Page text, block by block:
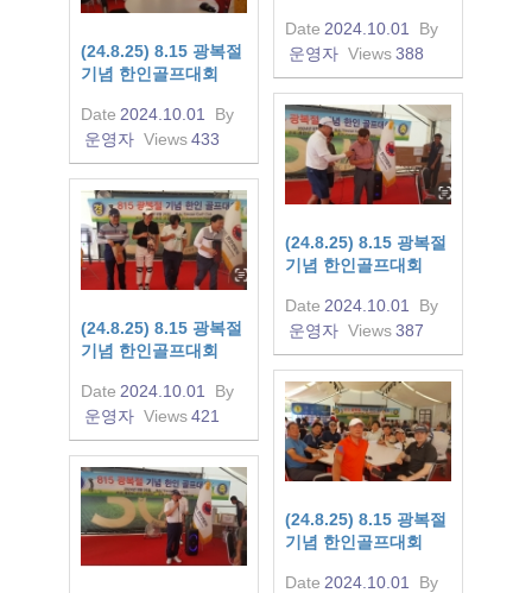
Date 2024.10.01
By
운영자 Views388
(24.8.25) 8.15 광복절
기념 한인골프대회
Date 2024.10.01
By
운영자 Views433
(24.8.25) 8.15 광복절
기념 한인골프대회
Date 2024.10.01
By
운영자 Views387
(24.8.25) 8.15 광복절
기념 한인골프대회
Date 2024.10.01
By
운영자 Views421
(24.8.25) 8.15 광복절
기념 한인골프대회
Date 2024.10.01
By